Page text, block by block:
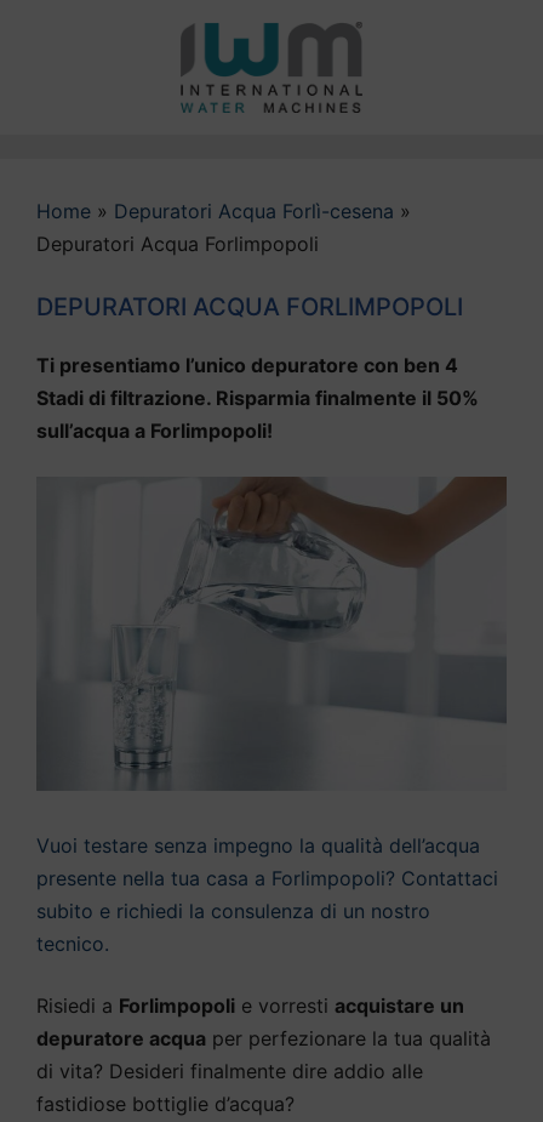
Home » Depuratori Acqua Forlì-cesena »
Depuratori Acqua Forlimpopoli
DEPURATORI ACQUA FORLIMPOPOLI
Ti presentiamo l’unico depuratore con ben 4
Stadi di filtrazione. Risparmia finalmente il 50%
sull’acqua a Forlimpopoli!
Vuoi testare senza impegno la qualità dell’acqua
presente nella tua casa a Forlimpopoli? Contattaci
subito e richiedi la consulenza di un nostro
tecnico.
Risiedi a Forlimpopoli e vorresti acquistare un
depuratore acqua per perfezionare la tua qualità
di vita? Desideri finalmente dire addio alle
fastidiose bottiglie d’acqua?